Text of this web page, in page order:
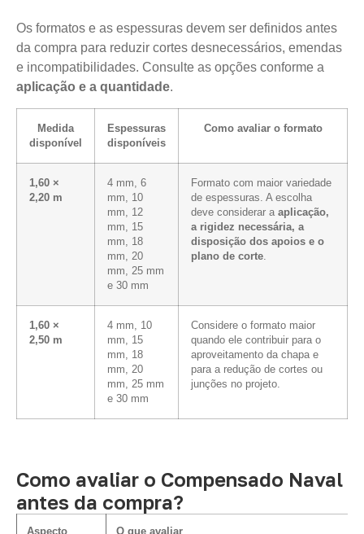
Os formatos e as espessuras devem ser definidos antes
da compra para reduzir cortes desnecessários, emendas
e incompatibilidades. Consulte as opções conforme a
aplicação e a quantidade.
Medida
disponível
Espessuras
disponíveis
Como avaliar o formato
1,60 ×
2,20 m
4 mm, 6
mm, 10
mm, 12
mm, 15
mm, 18
mm, 20
mm, 25 mm
e 30 mm
Formato com maior variedade
de espessuras. A escolha
deve considerar a aplicação,
a rigidez necessária, a
disposição dos apoios e o
plano de corte.
1,60 ×
2,50 m
4 mm, 10
mm, 15
mm, 18
mm, 20
mm, 25 mm
e 30 mm
Considere o formato maior
quando ele contribuir para o
aproveitamento da chapa e
para a redução de cortes ou
junções no projeto.
Como avaliar o Compensado Naval
antes da compra?
Aspecto
O que avaliar